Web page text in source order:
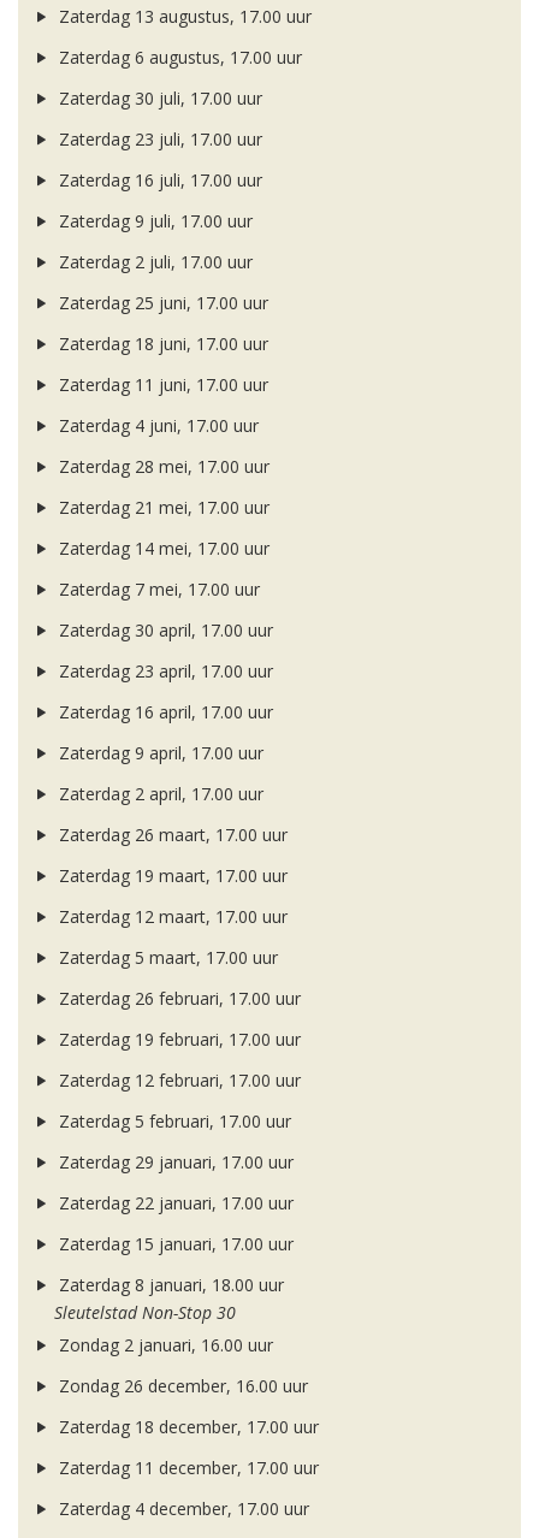
Zaterdag 13 augustus, 17.00 uur
Zaterdag 6 augustus, 17.00 uur
Zaterdag 30 juli, 17.00 uur
Zaterdag 23 juli, 17.00 uur
Zaterdag 16 juli, 17.00 uur
Zaterdag 9 juli, 17.00 uur
Zaterdag 2 juli, 17.00 uur
Zaterdag 25 juni, 17.00 uur
Zaterdag 18 juni, 17.00 uur
Zaterdag 11 juni, 17.00 uur
Zaterdag 4 juni, 17.00 uur
Zaterdag 28 mei, 17.00 uur
Zaterdag 21 mei, 17.00 uur
Zaterdag 14 mei, 17.00 uur
Zaterdag 7 mei, 17.00 uur
Zaterdag 30 april, 17.00 uur
Zaterdag 23 april, 17.00 uur
Zaterdag 16 april, 17.00 uur
Zaterdag 9 april, 17.00 uur
Zaterdag 2 april, 17.00 uur
Zaterdag 26 maart, 17.00 uur
Zaterdag 19 maart, 17.00 uur
Zaterdag 12 maart, 17.00 uur
Zaterdag 5 maart, 17.00 uur
Zaterdag 26 februari, 17.00 uur
Zaterdag 19 februari, 17.00 uur
Zaterdag 12 februari, 17.00 uur
Zaterdag 5 februari, 17.00 uur
Zaterdag 29 januari, 17.00 uur
Zaterdag 22 januari, 17.00 uur
Zaterdag 15 januari, 17.00 uur
Zaterdag 8 januari, 18.00 uur
Sleutelstad Non-Stop 30
Zondag 2 januari, 16.00 uur
Zondag 26 december, 16.00 uur
Zaterdag 18 december, 17.00 uur
Zaterdag 11 december, 17.00 uur
Zaterdag 4 december, 17.00 uur